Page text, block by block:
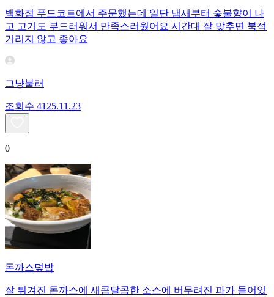
백화점 푸드코트에서 주문했는데 일단 냄새부터 숯불향이 나
고 고기도 부드러워서 만족스러웠어요 시간대 잘 맞추면 북적
거리지 않고 좋아요
그냥불러
조회수 41 25.11.23
0
돈까스덮밥
잘 튀겨진 돈까스에 새콤달콤한 소스에 버무려진 파가 들어있